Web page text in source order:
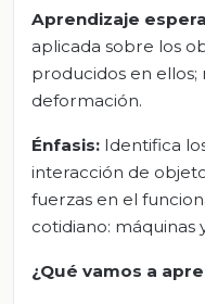
Aprendizaje
aplicada sobre los
producidos en
deformación.
Énfasis: Identifica
interacción de
fuerzas en el
cotidiano: máquinas
¿Qué vamos a